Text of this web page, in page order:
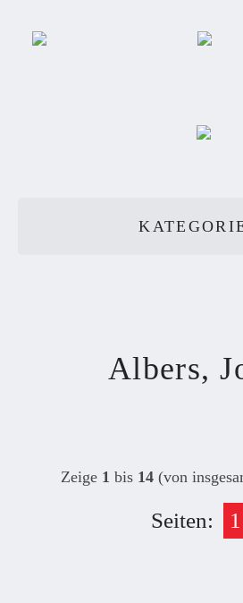
Albers,
Zeige 1 bis 14 (von
Seiten: 1